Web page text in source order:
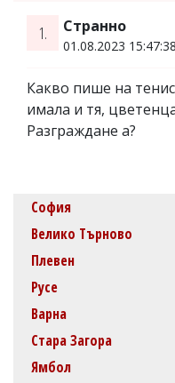
1. Странно
01.08.2023 15:47:38
Какво пише на
имала и тя,
Разграждане а?
София
Велико Търново
Плевен
Русе
Варна
Стара Загора
Ямбол